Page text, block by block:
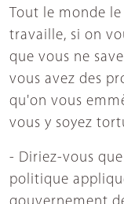
Tout le monde
travaille, si on
que vous ne
vous avez des
qu'on vous
vous y soyez
- Diriez-vous
politique